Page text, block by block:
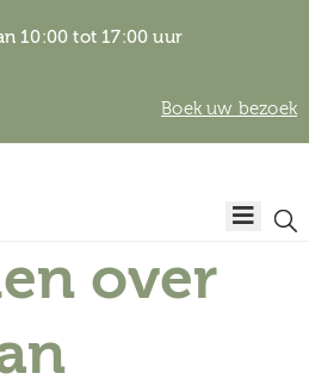
10:00 tot 17:00 uur
Boek uw bezoek
over